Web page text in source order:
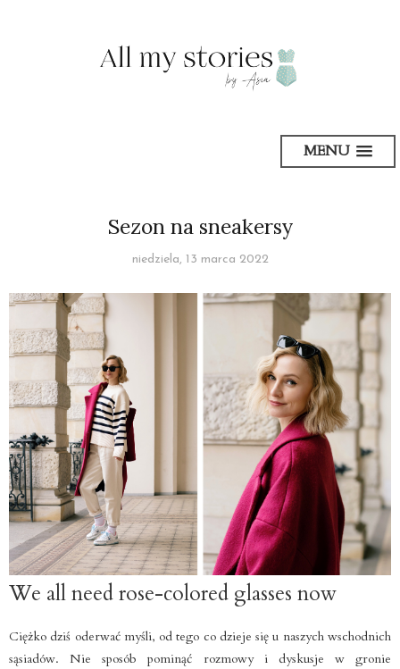
MENU
Sezon na sneakersy
niedziela, 13 marca 2022
We all need rose-colored glasses now
Ciężko dziś oderwać myśli, od tego co dzieje się u naszych wschodnich
sąsiadów. Nie sposób pominąć rozmowy i dyskusje w gronie